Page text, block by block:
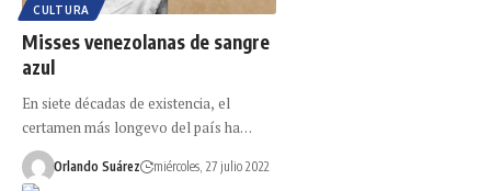
CULTURA
Misses venezolanas de sangre
azul
En siete décadas de existencia, el
certamen más longevo del país ha…
Orlando Suárez miércoles, 27 julio 2022